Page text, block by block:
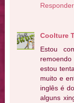
Responder
Coolture
Estou
estou
muito e
inglês é
alguns